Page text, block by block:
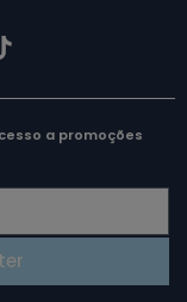
a promoções